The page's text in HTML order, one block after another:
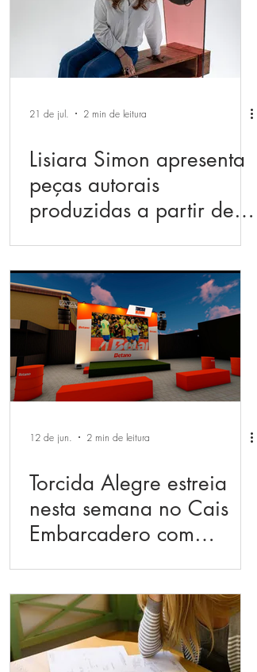
21 de jul. 2 min de leitura
Lisiara Simon apresenta
peças autorais
produzidas a partir de
12 de jun. 2 min de leitura
Torcida Alegre estreia
nesta semana no Cais
Embarcadero com